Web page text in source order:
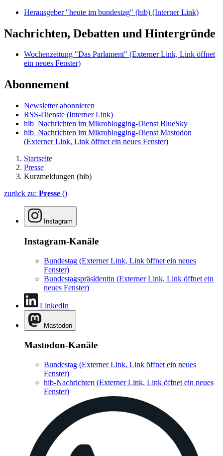
Herausgeber "heute im bundestag" (hib) (Interner Link)
Nachrichten, Debatten und Hintergründe
Wochenzeitung "Das Parlament" (Externer Link, Link öffnet
ein neues Fenster)
Abonnement
Newsletter abonnieren
RSS-Dienste (Interner Link)
hib_Nachrichten im Mikroblogging-Dienst BlueSky
hib_Nachrichten im Mikroblogging-Dienst Mastodon
(Externer Link, Link öffnet ein neues Fenster)
Startseite
Presse
Kurzmeldungen (hib)
zurück zu: Presse ()
Instagram
Instagram-Kanäle
Bundestag (Externer Link, Link öffnet ein neues
Fenster)
Bundestagspräsidentin (Externer Link, Link öffnet ein
neues Fenster)
LinkedIn
Mastodon
Mastodon-Kanäle
Bundestag (Externer Link, Link öffnet ein neues
Fenster)
hib-Nachrichten (Externer Link, Link öffnet ein neues
Fenster)